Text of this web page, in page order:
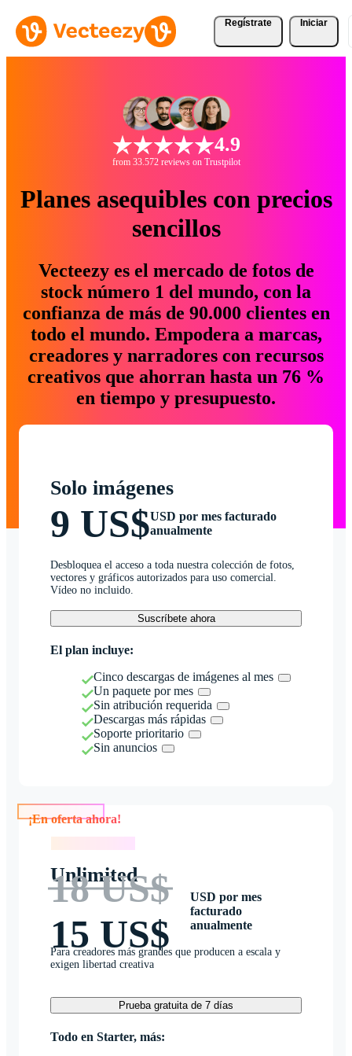
Regístrate Iniciar
4.9
from 33.572 reviews on Trustpilot
Planes asequibles con precios
sencillos
Vecteezy es el mercado de fotos de
stock número 1 del mundo, con la
confianza de más de 90.000 clientes en
todo el mundo. Empodera a marcas,
creadores y narradores con recursos
creativos que ahorran hasta un 76 %
en tiempo y presupuesto.
Solo imágenes
9 US$USD por mes facturado
anualmente
Desbloquea el acceso a toda nuestra colección de fotos,
vectores y gráficos autorizados para uso comercial.
Vídeo no incluido.
Suscríbete ahora
El plan incluye:
Cinco descargas de imágenes al mes
Un paquete por mes
Sin atribución requerida
Descargas más rápidas
Soporte prioritario
Sin anuncios
Unlimited
18 US$
15 US$
USD por mes
facturado
anualmente
Para creadores más grandes que producen a escala y
exigen libertad creativa
Prueba gratuita de 7 días
Todo en Starter, más: